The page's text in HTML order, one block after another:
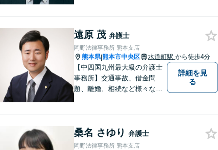
の方の契約関係トラブルまで
幅広くご相談いただいており
ます。お気軽にご相談くださ
い。
遠原 茂 弁護士
岡野法律事務所 熊本支店
熊本県|熊本市中央区 水道町駅 から徒歩4分
【中四国九州最大級の弁護士
事務所】交通事故、借金問
題、離婚、相続など様々な問
い！
詳細を見
る
桑名 さゆり 弁護士
岡野法律事務所 熊本支店